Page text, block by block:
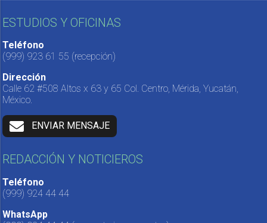
ESTUDIOS Y OFICINAS
Teléfono
(999) 923 61 55 (recepción)
Dirección
Calle 62 #508 Altos x 63 y 65 Col. Centro, Mérida, Yucatán,
México.
ENVIAR MENSAJE
REDACCIÓN Y NOTICIEROS
Teléfono
(999) 924 44 44
WhatsApp